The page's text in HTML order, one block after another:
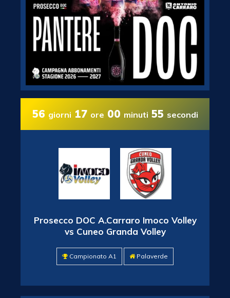
56 giorni 17 ore 00 minuti 54 secondi
Prosecco DOC A.Carraro Imoco Volley
vs Cuneo Granda Volley
Campionato A1 Palaverde